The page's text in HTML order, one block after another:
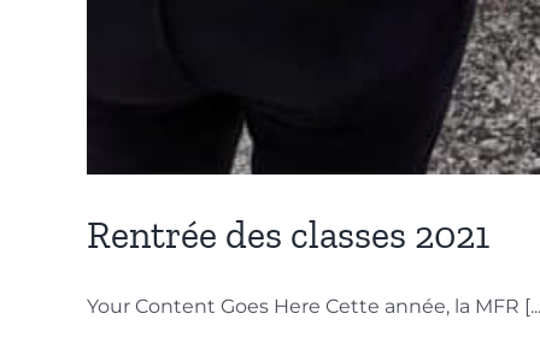
Rentrée des classes 2021
Your Content Goes Here Cette année, la MFR